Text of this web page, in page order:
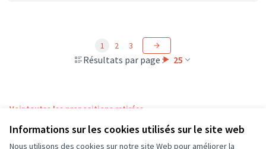
Informations sur les cookies utilisés sur le site web
Nous utilisons des cookies sur notre site Web pour améliorer la
Résultats par page : 25
1 2 3
Voir toutes les propositions retirées